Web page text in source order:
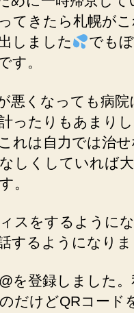
てきたら札幌が
しました
でも
す。
悪くなっても病院
ったりもあまり
れは自力では治
しくしていれば
。
スをするように
するようになりま
を登録しました
だけどQRコード